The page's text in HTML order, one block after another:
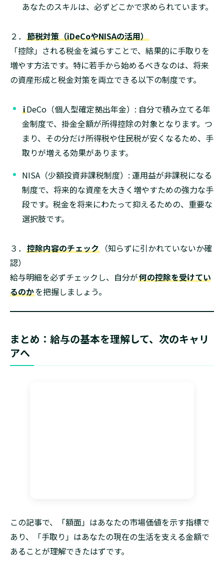
あなたのスキルは、必ずどこかで求められています。
２． 節税対策（iDeCoやNISAの活用）
「控除」される税金を減らすことで、結果的に手取りを
増やす方法です。特に若手から始めるべきなのは、将来
の資産形成と税金対策を両立できる以下の制度です。
iDeCo（個人型確定拠出年金）: 自分で積み立てる年
金制度で、掛金全額が所得控除の対象となります。つ
まり、その分だけ所得税や住民税が安くなるため、手
取りが増える効果があります。
NISA（少額投資非課税制度）: 運用益が非課税になる
制度で、将来的な資産を大きく増やすための強力な手
段です。税金を将来にわたって抑えるための、重要な
選択肢です。
３． 控除内容のチェック （知らずに引かれていないか確
認）
給与明細を必ずチェックし、自分が何の控除を受けてい
るのかを把握しましょう。
まとめ：給与の基本を理解して、次のキャリ
アへ
この記事で、「額面」はあなたの市場価値を示す指標で
あり、「手取り」はあなたの現在の生活を支える金額で
あることが理解できたはずです。